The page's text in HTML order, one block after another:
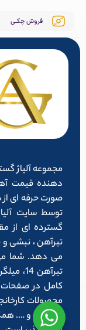
فروش چکـی
مجموعه آلیاژ
دهنده قیمت
توسط سایت
گسترده ای از
تیرآهن ، نبشی
می دهد. شما
کامل در صفحات
محصولات
شاهرود و ….